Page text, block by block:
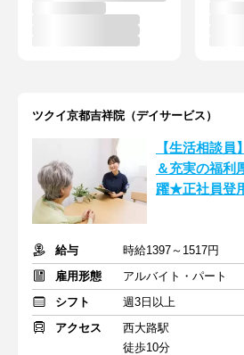
ツクイ京都吉祥院（デイサービス）
【生活相談
＆充実の福利
躍★正社員登
給与
時給1397～1517円
雇用形態
アルバイト・パート
シフト
週3日以上
アクセス
西大路駅
徒歩10分